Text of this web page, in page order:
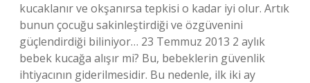
kucaklanır ve okşanırsa tepkisi o kadar iyi olur. Artık
bunun çocuğu sakinleştirdiği ve özgüvenini
güçlendirdiği biliniyor… 23 Temmuz 2013 2 aylık
bebek kucağa alışır mi? Bu, bebeklerin güvenlik
ihtiyacının giderilmesidir. Bu nedenle, ilk iki ay